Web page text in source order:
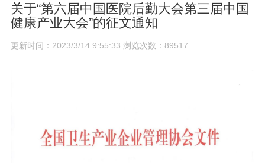
关于“第六届中国医院后勤大会第三届中国
健康产业大会”的征文通知
更新时间：2023/3/14 9:55:33 浏览次数：89517